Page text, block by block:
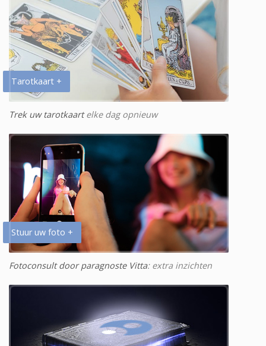
Tarotkaart +
Trek uw tarotkaartelke dag opnieuw
Stuur uw foto +
Fotoconsult door paragnoste Vitta: extra inzichten